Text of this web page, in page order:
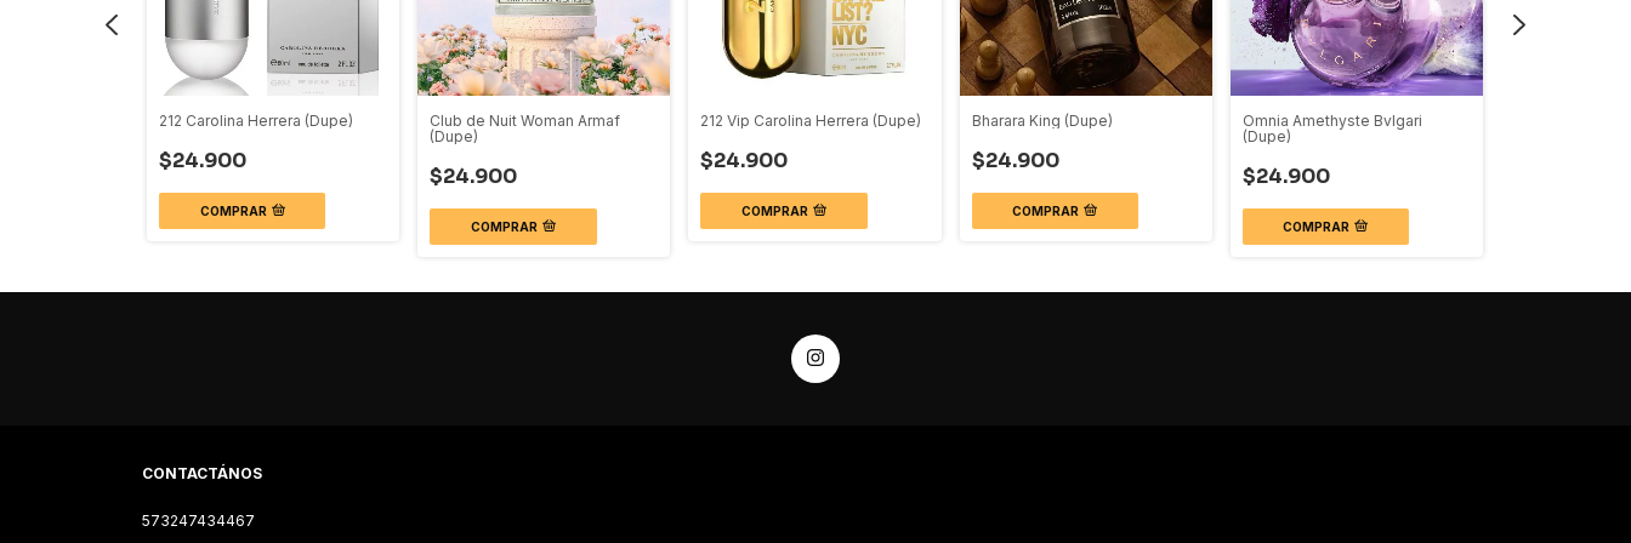
212 Carolina Herrera (Dupe)
$24.900
COMPRAR
Club de Nuit Woman Armaf
(Dupe)
$24.900
COMPRAR
212 Vip Carolina Herrera (Dupe)
$24.900
COMPRAR
Bharara King (Dupe)
$24.900
COMPRAR
Omnia Amethyste Bvlgari
(Dupe)
$24.900
COMPRAR
CONTACTÁNOS
573247434467